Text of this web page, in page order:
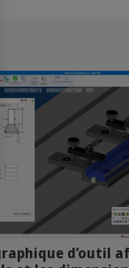
d’outil